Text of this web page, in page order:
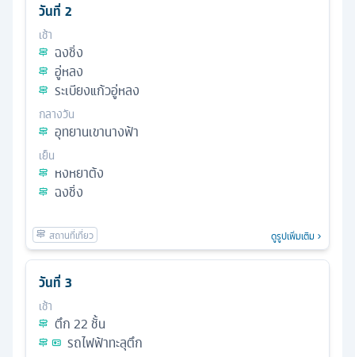
วันที่ 2
เช้า
ฉงชิ่ง
อู่หลง
ระเบียงแก้วอู่หลง
กลางวัน
อุทยานเขานางฟ้า
เย็น
หงหยาต้ง
ฉงชิ่ง
ดูรูปเพิ่มเติม
วันที่ 3
เช้า
ตึก 22 ชั้น
รถไฟฟ้าทะลุตึก